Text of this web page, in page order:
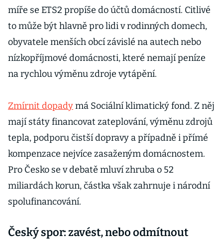
míře se ETS2 propíše do účtů domácností. Citlivé
to může být hlavně pro lidi v rodinných domech,
obyvatele menších obcí závislé na autech nebo
nízkopříjmové domácnosti, které nemají peníze
na rychlou výměnu zdroje vytápění.
Zmírnit dopadymá Sociální klimatický fond. Z něj
mají státy financovat zateplování, výměnu zdrojů
tepla, podporu čistší dopravy a případně i přímé
kompenzace nejvíce zasaženým domácnostem.
Pro Česko se v debatě mluví zhruba o 52
miliardách korun, částka však zahrnuje i národní
spolufinancování.
Český spor: zavést, nebo odmítnout